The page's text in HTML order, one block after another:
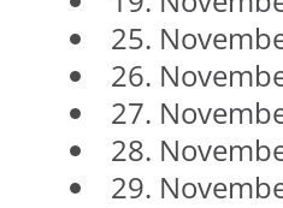
25.
26.
27.
28.
29.